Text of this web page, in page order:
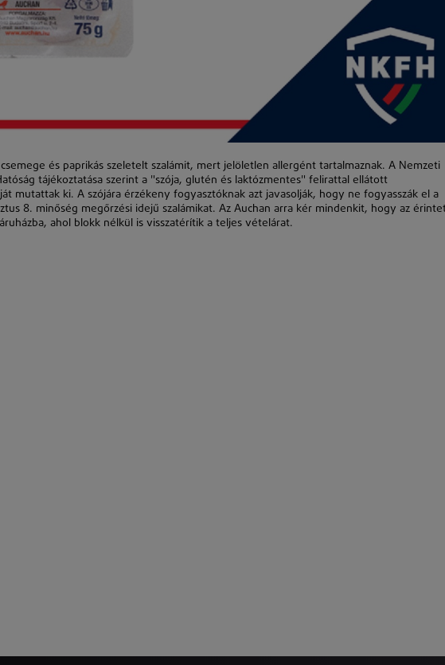
csemege és paprikás szeletelt szalámit, mert jelöletlen allergént tartalmaznak. A Nemzeti
tájékoztatása szerint a "szója, glutén és laktózmentes" felirattal ellátott
mutattak ki. A szójára érzékeny fogyasztóknak azt javasolják, hogy ne fogyasszák el a
8. minőség megőrzési idejű szalámikat. Az Auchan arra kér mindenkit, hogy az
ahol blokk nélkül is visszatérítik a teljes vételárat.